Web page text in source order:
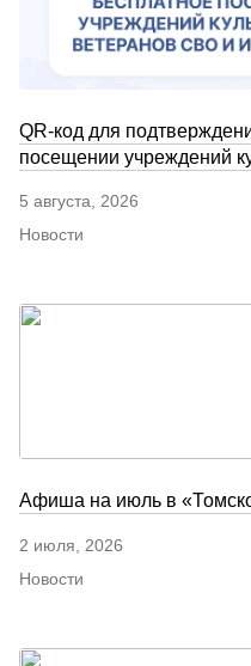
QR-код для
посещении учреждений
5 августа, 2026
Новости
Афиша на июль в
2 июля, 2026
Новости